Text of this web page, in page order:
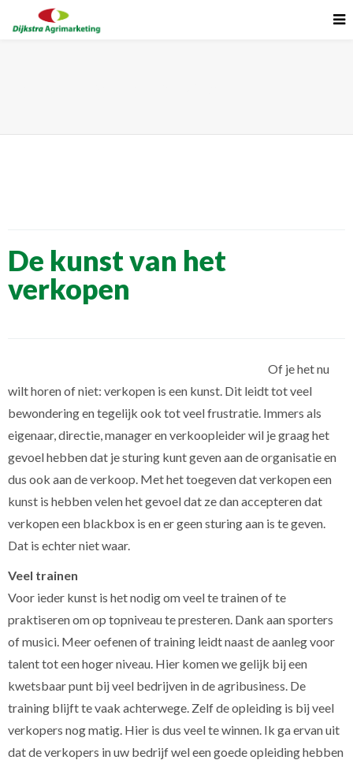
De kunst van het
verkopen
Of je het nu
wilt horen of niet: verkopen is een kunst. Dit leidt tot veel
bewondering en tegelijk ook tot veel frustratie. Immers als
eigenaar, directie, manager en verkoopleider wil je graag het
gevoel hebben dat je sturing kunt geven aan de organisatie en
dus ook aan de verkoop. Met het toegeven dat verkopen een
kunst is hebben velen het gevoel dat ze dan accepteren dat
verkopen een blackbox is en er geen sturing aan is te geven.
Dat is echter niet waar.
Veel trainen
Voor ieder kunst is het nodig om veel te trainen of te
praktiseren om op topniveau te presteren. Dank aan sporters
of musici. Meer oefenen of training leidt naast de aanleg voor
talent tot een hoger niveau. Hier komen we gelijk bij een
kwetsbaar punt bij veel bedrijven in de agribusiness. De
training blijft te vaak achterwege. Zelf de opleiding is bij veel
verkopers nog matig. Hier is dus veel te winnen. Ik ga ervan uit
dat de verkopers in uw bedrijf wel een goede opleiding hebben